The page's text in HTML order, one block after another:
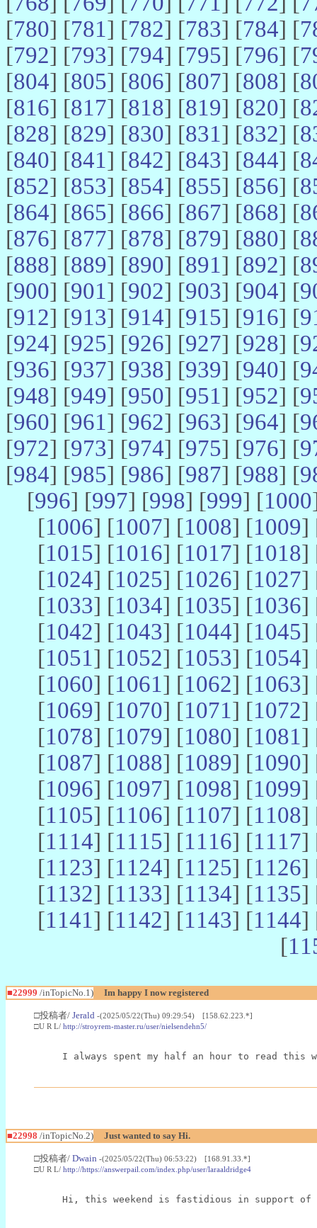
[780] [781] [782] [783] [784] [
[792] [793] [794] [795] [796] [
[804] [805] [806] [807] [808] [
[816] [817] [818] [819] [820] [
[828] [829] [830] [831] [832] [
[840] [841] [842] [843] [844] [
[852] [853] [854] [855] [856] [
[864] [865] [866] [867] [868] [
[876] [877] [878] [879] [880] [
[888] [889] [890] [891] [892] [
[900] [901] [902] [903] [904] [
[912] [913] [914] [915] [916] [
[924] [925] [926] [927] [928] [
[936] [937] [938] [939] [940] [
[948] [949] [950] [951] [952] [
[960] [961] [962] [963] [964] [
[972] [973] [974] [975] [976] [
[984] [985] [986] [987] [988] [
[996] [997] [998] [999] [1000
[1006] [1007] [1008] [1009]
[1015] [1016] [1017] [1018]
[1024] [1025] [1026] [1027]
[1033] [1034] [1035] [1036]
[1042] [1043] [1044] [1045]
[1051] [1052] [1053] [1054]
[1060] [1061] [1062] [1063]
[1069] [1070] [1071] [1072]
[1078] [1079] [1080] [1081]
[1087] [1088] [1089] [1090]
[1096] [1097] [1098] [1099]
[1105] [1106] [1107] [1108]
[1114] [1115] [1116] [1117]
[1123] [1124] [1125] [1126]
[1132] [1133] [1134] [1135]
[1141] [1142] [1143] [1144]
[
■22999 /inTopicNo.1) Im happy I now registered
□投稿者/ Jerald -(2025/05/22(Thu) 09:29:54) [158.62.223.*]
□U R L/ http://stroyrem-master.ru/user/nielsendehn5/
I always spent my half an hour to read
■22998 /inTopicNo.2) Just wanted to say Hi.
□投稿者/ Dwain -(2025/05/22(Thu) 06:53:22) [168.91.33.*]
□U R L/ http://https://answerpail.com/index.php/user/laraaldridge4
Hi, this weekend is fastidious in support of